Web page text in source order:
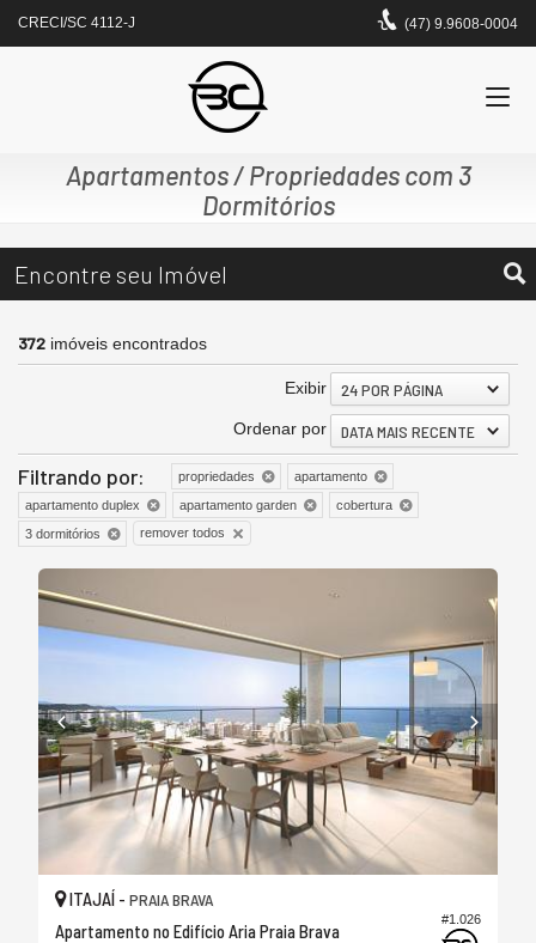
CRECI/SC 4112-J (47) 9.9608-0004
Apartamentos / Propriedades com 3
Dormitórios
Encontre seu Imóvel
372 imóveis encontrados
Exibir 24 POR PÁGINA
Ordenar por DATA MAIS RECENTE
Filtrando por: propriedades
apartamento
apartamento duplex
apartamento garden
cobertura
3 dormitórios
remover todos
#1.026
ITAJAÍ - PRAIA BRAVA
Apartamento no Edifício Aria Praia Brava